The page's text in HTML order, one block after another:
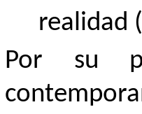
realidad
Por su